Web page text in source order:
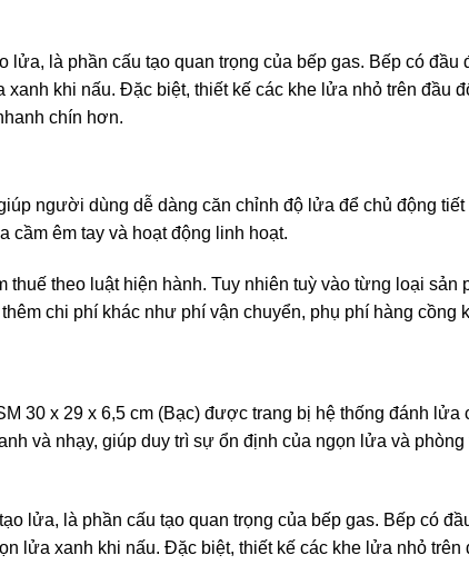
lửa, là phần cấu tạo quan trọng của bếp gas. Bếp có đầu
xanh khi nấu. Đặc biệt, thiết kế các khe lửa nhỏ trên đầu
chín hơn.
người dùng dễ dàng căn chỉnh độ lửa để chủ động tiết
cầm êm tay và hoạt động linh hoạt.
thuế theo luật hiện hành. Tuy nhiên tuỳ vào từng loại
chi phí khác như phí vận chuyển, phụ phí hàng cồng
30 x 29 x 6,5 cm (Bạc) được trang bị hệ thống đánh
và nhạy, giúp duy trì sự ổn định của ngọn lửa và
lửa, là phần cấu tạo quan trọng của bếp gas. Bếp có
lửa xanh khi nấu. Đặc biệt, thiết kế các khe lửa nhỏ trên